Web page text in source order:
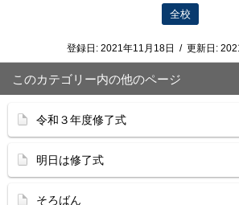
全校
登録日: 2021年11月18日 / 更新日:
このカテゴリー内の他のページ
令和３年度修了式
明日は修了式
そろばん